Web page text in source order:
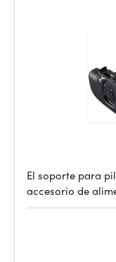
El soporte para
accesorio de